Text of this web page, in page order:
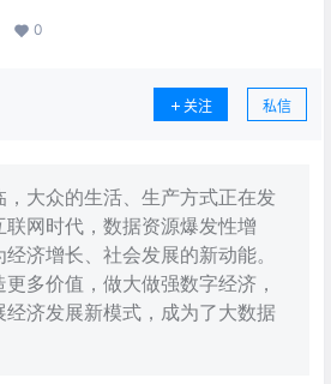
0
关注 私信
，大众的生活、生产方式正在发
网时代，数据资源爆发性增
济增长、社会发展的新动能。
多价值，做大做强数字经济，
经济发展新模式，成为了大数据